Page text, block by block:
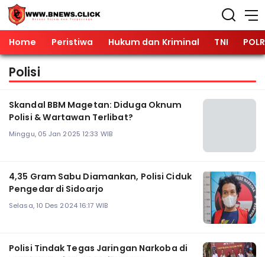
Home Peristiwa Hukum dan Kriminal TNI
Polisi
Skandal BBM Magetan: Diduga Oknum
Polisi & Wartawan Terlibat?
Minggu, 05 Jan 2025 12:33 WIB
4,35 Gram Sabu Diamankan, Polisi Ciduk
Pengedar di Sidoarjo
Selasa, 10 Des 2024 16:17 WIB
Polisi Tindak Tegas Jaringan Narkoba di